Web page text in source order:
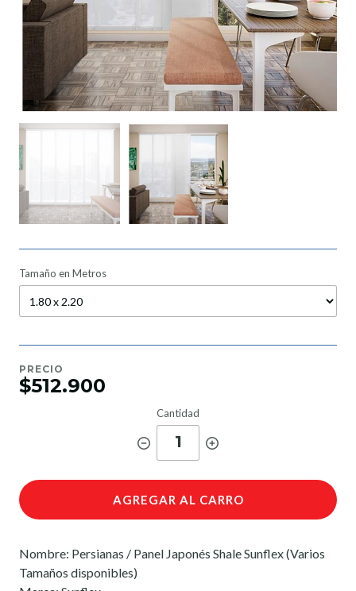
Tamaño en Metros
PRECIO
$512.900
Cantidad
1
AGREGAR AL CARRO
Nombre: Persianas / Panel Japonés Shale Sunflex (Varios
Tamaños disponibles)